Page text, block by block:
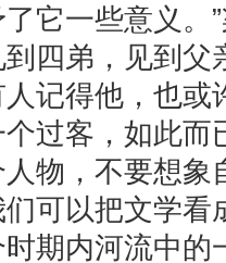
它一些意义。
四弟，见到父
记得他，也或
过客，如此而
物，不要想象
可以把文学看
期内河流中的